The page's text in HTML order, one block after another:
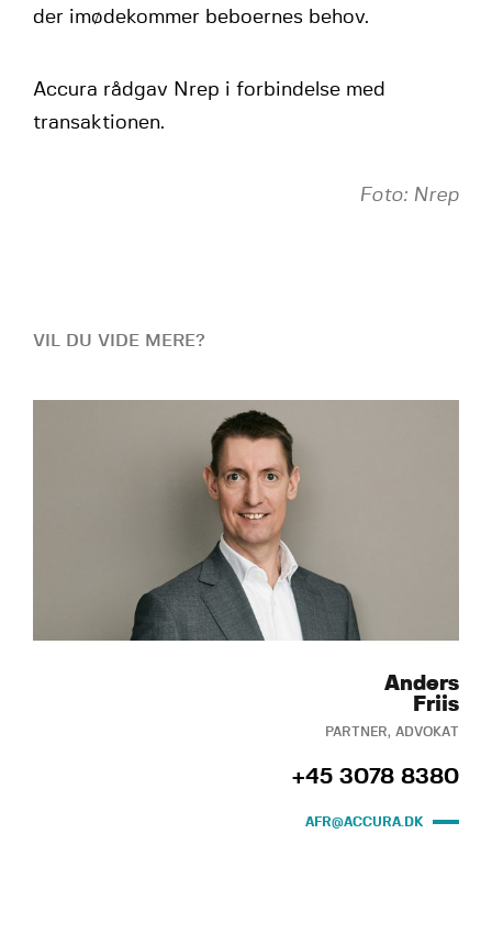
der imødekommer beboernes behov.
Accura rådgav Nrep i forbindelse med
transaktionen.
Foto: Nrep
VIL DU VIDE MERE?
Anders
Friis
PARTNER, ADVOKAT
+45 3078 8380
AFR@ACCURA.DK